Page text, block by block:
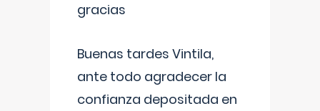
gracias
Buenas tardes Vintila,
ante todo agradecer la
confianza depositada en